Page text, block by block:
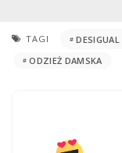
TAGI DESIGUAL
ODZIEŻ DAMSKA